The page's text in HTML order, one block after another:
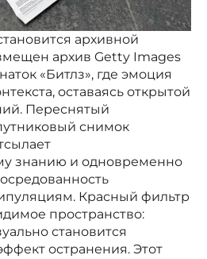
архивной
архив Getty Images
«Битлз», где эмоция
оставаясь открытой
Переснятый
снимок
знанию и одновременно
Красный фильтр
пространство:
становится
остранения. Этот